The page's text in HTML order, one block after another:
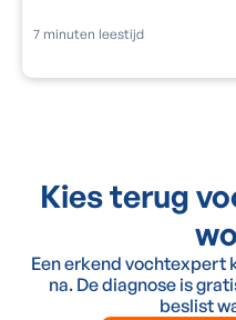
7 minuten leestijd
Kies terug
Een erkend vochtexpert
na. De diagnose is
beslist